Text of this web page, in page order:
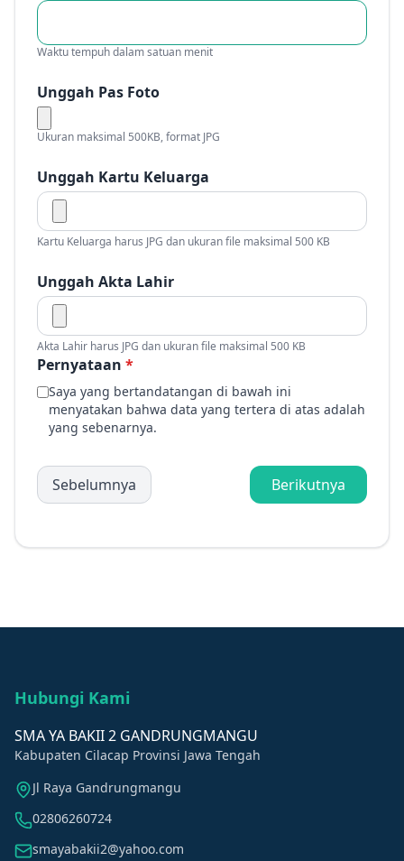
Waktu tempuh dalam satuan menit
Unggah Pas Foto
Ukuran maksimal 500KB, format JPG
Unggah Kartu Keluarga
Kartu Keluarga harus JPG dan ukuran file maksimal 500 KB
Unggah Akta Lahir
Akta Lahir harus JPG dan ukuran file maksimal 500 KB
Pernyataan *
Saya yang bertandatangan di bawah ini
menyatakan bahwa data yang tertera di atas adalah
yang sebenarnya.
Sebelumnya Berikutnya
Hubungi Kami
SMA YA BAKII 2 GANDRUNGMANGU
Kabupaten Cilacap Provinsi Jawa Tengah
Jl Raya Gandrungmangu
02806260724
smayabakii2@yahoo.com